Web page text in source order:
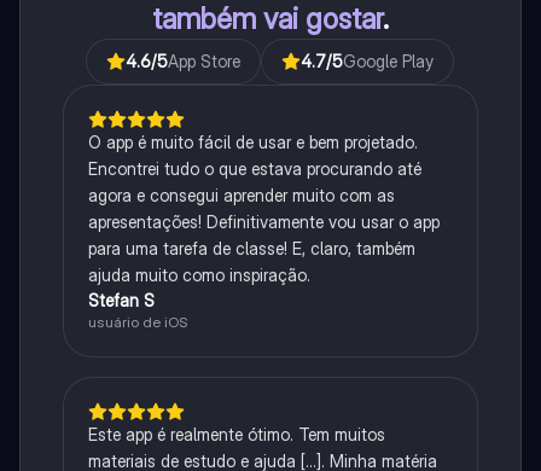
também vai gostar.
4.6/5App Store 4.7/5Google Play
O app é muito fácil de usar e bem projetado.
Encontrei tudo o que estava procurando até
agora e consegui aprender muito com as
apresentações! Definitivamente vou usar o app
para uma tarefa de classe! E, claro, também
ajuda muito como inspiração.
Stefan S
usuário de iOS
Este app é realmente ótimo. Tem muitos
materiais de estudo e ajuda [...]. Minha matéria